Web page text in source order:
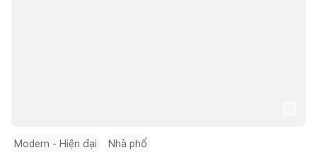
Modern - Hiện đại Nhà phố